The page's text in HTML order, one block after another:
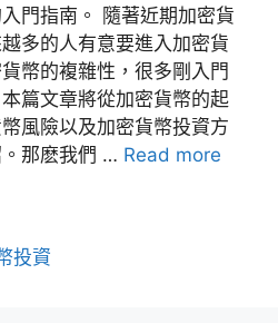
門指南。 隨著近期加密貨
多的人有意要進入加密貨
幣的複雜性，很多剛入門
篇文章將從加密貨幣的起
風險以及加密貨幣投資方
那麽我們 … Read more
投資